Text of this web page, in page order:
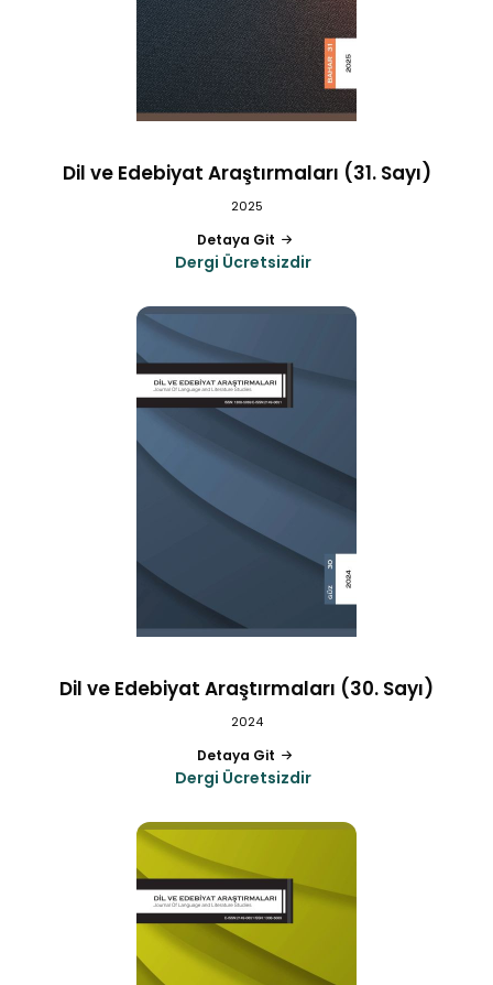
Dil ve Edebiyat Araştırmaları (31. Sayı)
2025
Detaya Git
Dergi Ücretsizdir
Dil ve Edebiyat Araştırmaları (30. Sayı)
2024
Detaya Git
Dergi Ücretsizdir